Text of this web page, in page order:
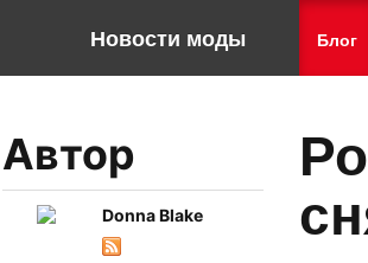
Новости моды Блог
Автор
Donna Blake